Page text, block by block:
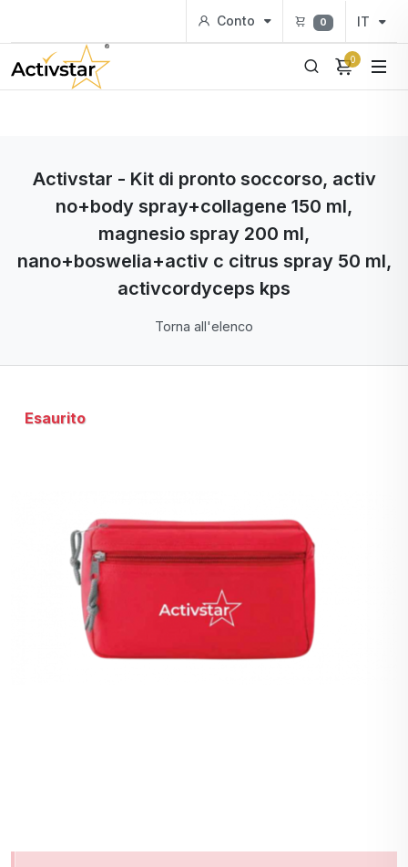
Conto 0 IT
0
Activstar - Kit di pronto soccorso, activ
no+body spray+collagene 150 ml,
magnesio spray 200 ml,
nano+boswelia+activ c citrus spray 50 ml,
activcordyceps kps
Torna all'elenco
Esaurito